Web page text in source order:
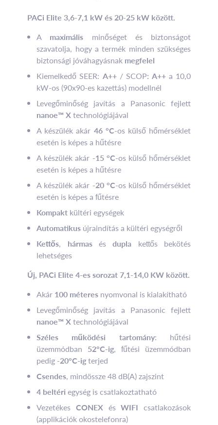
PACi Elite 3,6-7,1 kW és 20-25 kW között.
A maximális minőséget és biztonságot
szavatolja, hogy a termék minden szükséges
biztonsági jóváhagyásnak megfelel
Kiemelkedő SEER: A++/ SCOP: A++a 10,0
kW-os (90x90-es kazettás) modellnél
Levegőminőség javítás a Panasonic fejlett
nanoe™ Xtechnológiájával
A készülék akár 46 °C-os külső hőmérséklet
esetén is képes a hűtésre
A készülék akár -15 °C-os külső hőmérséklet
esetén is képes a hűtésre
A készülék akár -20 °C-os külső hőmérséklet
esetén is képes a fűtésre
Kompakt kültéri egységek
Automatikus újraindítás a kültéri egységről
Kettős, hármas ésdupla kettős bekötés
lehetséges
Új, PACi Elite 4-es sorozat 7,1-14,0 KW között.
Akár 100 méteres nyomvonal is kialakítható
Levegőminőség javítás a Panasonic fejlett
nanoe™ Xtechnológiájával
Széles működési tartomány: hűtési
üzemmódban 52°C-ig, fűtési üzemmódban
pedig -20°C-igterjed
Csendes, mindössze 48 dB(A) zajszint
4 beltéri egység is csatlakoztatható
Vezetékes CONEXésWIFI csatlakozások
(applikációk okostelefonra)